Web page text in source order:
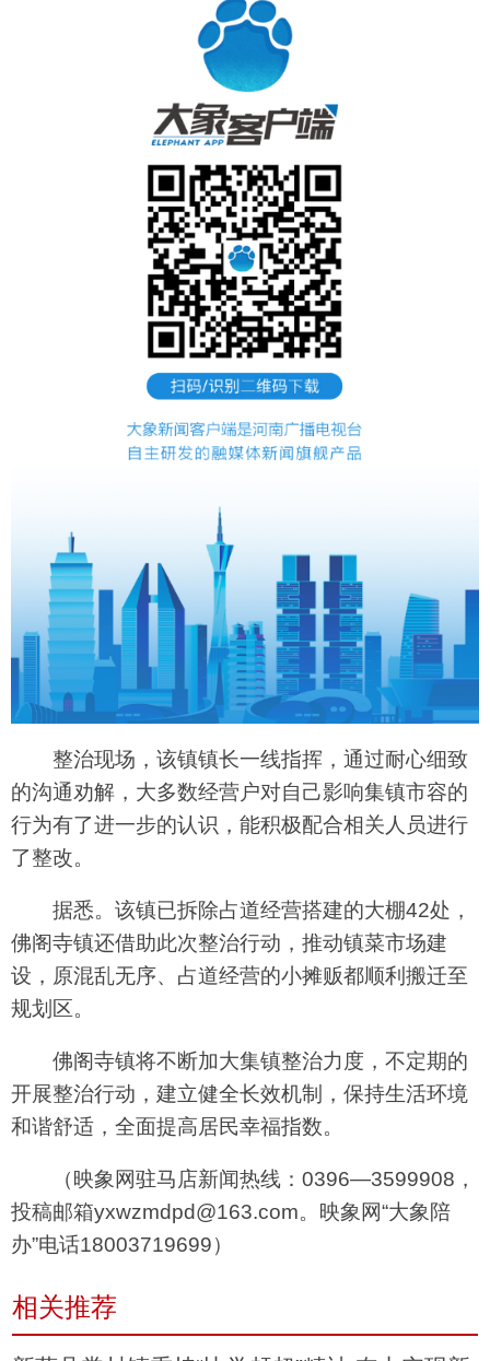
整治现场，该镇镇长一线指挥，通过耐心细致
的沟通劝解，大多数经营户对自己影响集镇市容的
行为有了进一步的认识，能积极配合相关人员进行
了整改。
据悉。该镇已拆除占道经营搭建的大棚42处，
佛阁寺镇还借助此次整治行动，推动镇菜市场建
设，原混乱无序、占道经营的小摊贩都顺利搬迁至
规划区。
佛阁寺镇将不断加大集镇整治力度，不定期的
开展整治行动，建立健全长效机制，保持生活环境
和谐舒适，全面提高居民幸福指数。
（映象网驻马店新闻热线：0396—3599908，
投稿邮箱yxwzmdpd@163.com。映象网“大象陪
办”电话18003719699）
相关推荐